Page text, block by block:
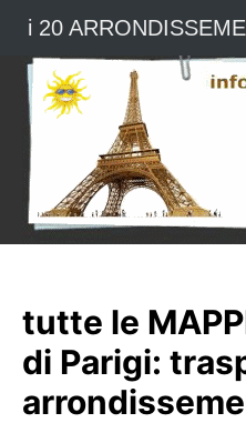
tutte le
di Parigi:
i 20